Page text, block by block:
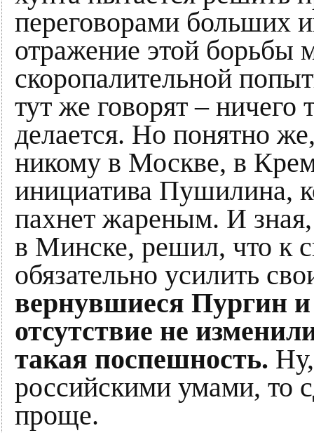
переговорами больших
отражение этой борьбы
скоропалительной
тут же говорят –
делается. Но понятно
никому в Москве, в
инициатива Пушилина,
пахнет жареным. И
в Минске, решил, что к
обязательно усилить
вернувшиеся Пургин и
отсутствие не
такая поспешность.
российскими умами, то
проще.